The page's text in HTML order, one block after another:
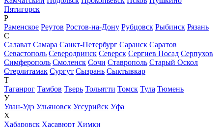
Пятигорск
Р
Раменское Реутов Ростов-на-Дону Рубцовск Рыбинск Рязань
С
Салават Самара Санкт-Петербург Саранск Саратов
Севастополь Северодвинск Северск Сергиев Посад Серпухов
Симферополь Смоленск Сочи Ставрополь Старый Оскол
Стерлитамак Сургут Сызрань Сыктывкар
Т
Таганрог Тамбов Тверь Тольятти Томск Тула Тюмень
У
Улан-Удэ Ульяновск Уссурийск Уфа
Х
Хабаровск Хасавюрт Химки